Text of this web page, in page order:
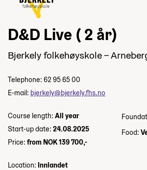
D&D Live ( 2 år)
Bjerkely folkehøyskole –
Telephone: 62 95 65 00
E-mail: bjerkely@bjerkely.fhs.no
Course length: All year
Start-up date: 24.08.2025
Price: from NOK 139 700,-
Food:
Location: Innlandet